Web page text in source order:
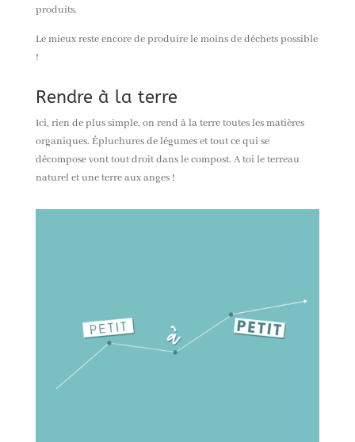
produits.
Le mieux reste encore de produire le moins de déchets possible
!
Rendre à la terre
Ici, rien de plus simple, on rend à la terre toutes les matières
organiques. Épluchures de légumes et tout ce qui se
décompose vont tout droit dans le compost. A toi le terreau
naturel et une terre aux anges !